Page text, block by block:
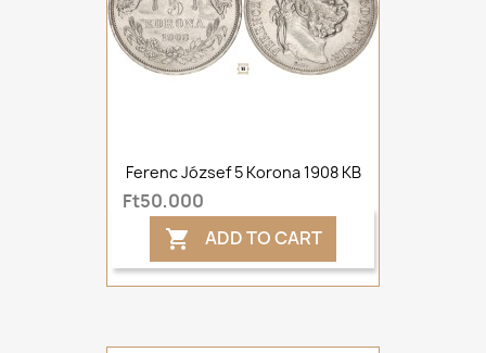
Ferenc József 5 Korona 1908 KB
Ft50,000
 ADD TO CART